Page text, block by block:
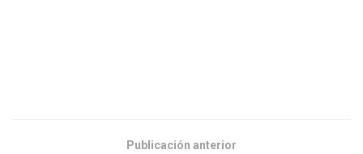
Publicación anterior